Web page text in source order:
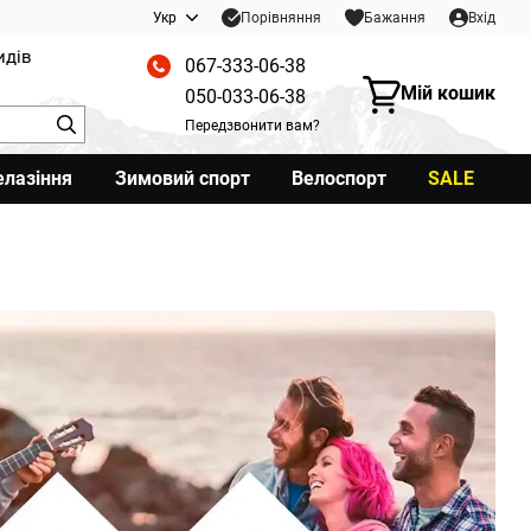
Укр Порівняння Бажання Вхід
067-333-06-38
050-033-06-38
Передзвонити вам?
Мій кошик
Зимовий спорт Велоспорт SALE